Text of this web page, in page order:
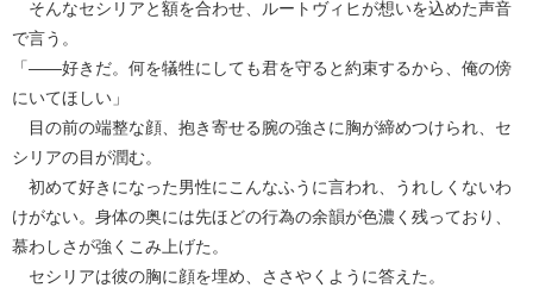
そんなセシリアと額を合わせ、ルートヴィヒが想いを込めた声音
で言う。
「――好きだ。何を犠牲にしても君を守ると約束するから、俺の傍
にいてほしい」
目の前の端整な顔、抱き寄せる腕の強さに胸が締めつけられ、セ
シリアの目が潤む。
初めて好きになった男性にこんなふうに言われ、うれしくないわ
けがない。身体の奥には先ほどの行為の余韻が色濃く残っており、
慕わしさが強くこみ上げた。
セシリアは彼の胸に顔を埋め、ささやくように答えた。